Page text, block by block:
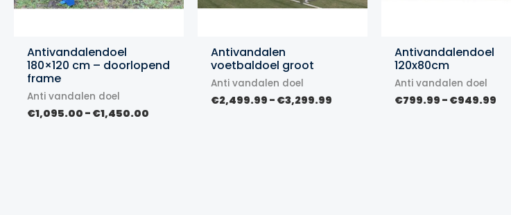
Antivandalendoel
180×120 cm – doorlopend
frame
Anti vandalen doel
€1,095.00 - €1,450.00
Antivandalen
voetbaldoel groot
Anti vandalen doel
€2,499.99 - €3,299.99Prijsklasse:
Antivandalendoel
120x80cm
Anti vandalen doel
€799.99 - €949.99